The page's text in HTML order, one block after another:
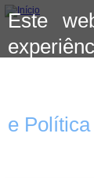
Este
aceitar
mais
e